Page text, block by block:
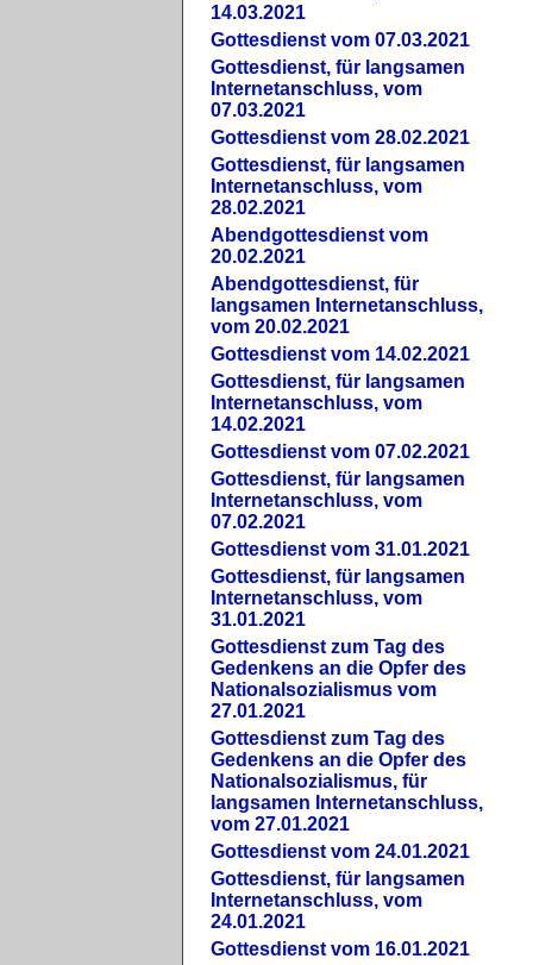
14.03.2021
Gottesdienst vom 07.03.2021
Gottesdienst, für langsamen
Internetanschluss, vom
07.03.2021
Gottesdienst vom 28.02.2021
Gottesdienst, für langsamen
Internetanschluss, vom
28.02.2021
Abendgottesdienst vom
20.02.2021
Abendgottesdienst, für
langsamen Internetanschluss,
vom 20.02.2021
Gottesdienst vom 14.02.2021
Gottesdienst, für langsamen
Internetanschluss, vom
14.02.2021
Gottesdienst vom 07.02.2021
Gottesdienst, für langsamen
Internetanschluss, vom
07.02.2021
Gottesdienst vom 31.01.2021
Gottesdienst, für langsamen
Internetanschluss, vom
31.01.2021
Gottesdienst zum Tag des
Gedenkens an die Opfer des
Nationalsozialismus vom
27.01.2021
Gottesdienst zum Tag des
Gedenkens an die Opfer des
Nationalsozialismus, für
langsamen Internetanschluss,
vom 27.01.2021
Gottesdienst vom 24.01.2021
Gottesdienst, für langsamen
Internetanschluss, vom
24.01.2021
Gottesdienst vom 16.01.2021